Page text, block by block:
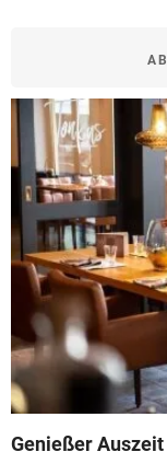
AB
Genießer Auszeit